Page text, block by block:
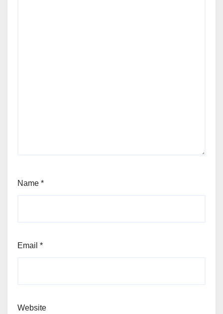
Name *
Email *
Website